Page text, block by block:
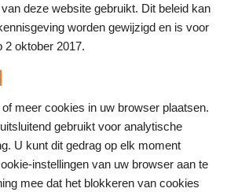
deze website gebruikt. Dit beleid kan
worden gewijzigd en is voor
2 oktober 2017.
meer cookies in uw browser plaatsen.
gebruikt voor analytische
U kunt dit gedrag op elk moment
instellingen van uw browser aan te
mee dat het blokkeren van cookies